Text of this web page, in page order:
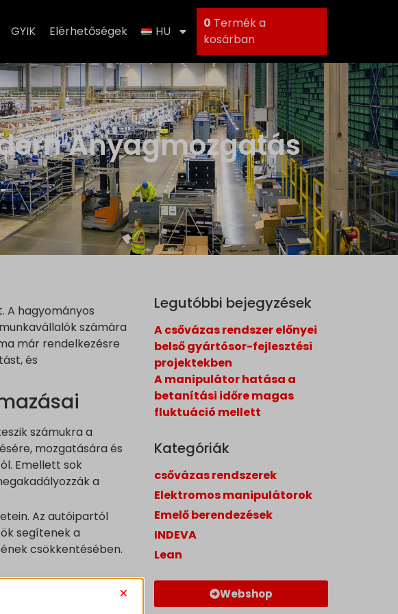
GYIK Elérhetőségek HU
0 Termék a
kosárban
Anyagmozgatás
A hagyományos
számára
már rendelkezésre
és
számukra a
mozgatására és
Emellett sok
a
Az autóipartól
segítenek a
csökkentésében.
Legutóbbi bejegyzések
A csővázas rendszer előnyei
belső gyártósor-fejlesztési
projektekben
A manipulátor hatása a
betanítási időre magas
fluktuáció mellett
Kategóriák
csővázas rendszerek
Elektromos manipulátorok
Emelő berendezések
INDEVA
Lean
Webshop
×